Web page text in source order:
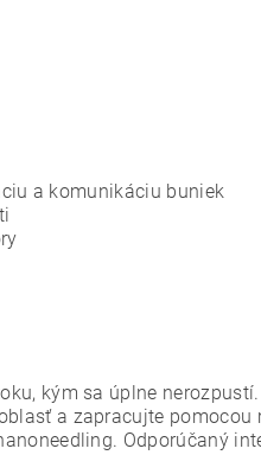
a komunikáciu buniek
kým sa úplne
a zapracujte pomocou
Odporúčaný